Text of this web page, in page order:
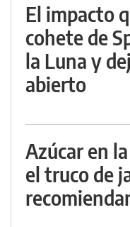
El impacto
cohete de
la Luna y
abierto
Azúcar en
el truco de